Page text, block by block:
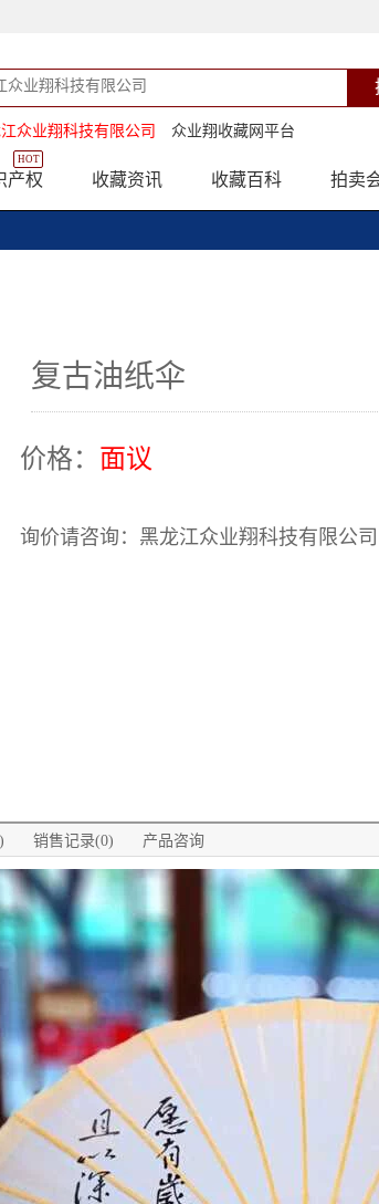
众业翔科技有限公司 众业翔收藏网平台
产权
HOT
收藏资讯 收藏百科 拍卖
复古油纸伞
价格： 面议
询价请咨询：黑龙江众业翔科技有限公司
销售记录(0) 产品咨询